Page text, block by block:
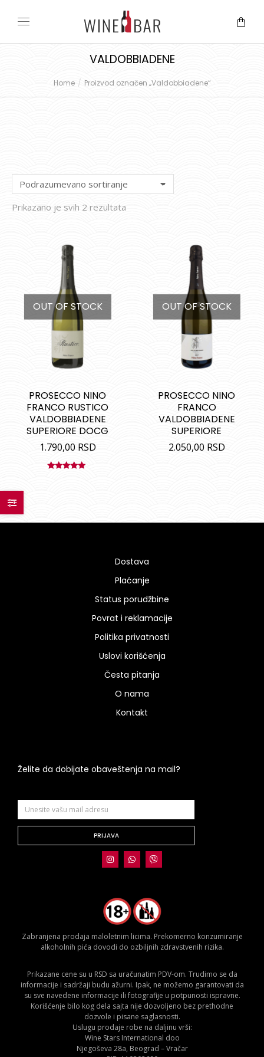
VALDOBBIADENE
You are here:
Home Proizvod označen „Valdobbiadene“
Prikazano je svih 2 rezultata
OUT OF STOCK
PROSECCO NINO
FRANCO RUSTICO
VALDOBBIADENE
SUPERIORE DOCG
1.790,00 RSD
OUT OF STOCK
PROSECCO NINO
FRANCO
VALDOBBIADENE
SUPERIORE
2.050,00 RSD
Dostava
Plaćanje
Status porudžbine
Povrat i reklamacije
Politika privatnosti
Uslovi korišćenja
Česta pitanja
O nama
Kontakt
Želite da dobijate obaveštenja na mail?
PRIJAVA
Zabranjena prodaja maloletnim licima. Prekomerno konzumiranje
alkoholnih pića dovodi do ozbiljnih zdravstvenih rizika.
Prikazane cene su u RSD sa uračunatim PDV-om. Trudimo se da
informacije i sadržaji budu ažurni. Ipak, ne možemo garantovati da
su sve navedene informacije ili fotografije u potpunosti ispravne.
Korišćenje bilo kog dela sajta nije dozvoljeno bez prethodne
dozvole i pisane saglasnosti.
Uslugu prodaje robe na daljinu vrši:
Wine Stars International doo
Njegoševa 28a, Beograd – Vračar